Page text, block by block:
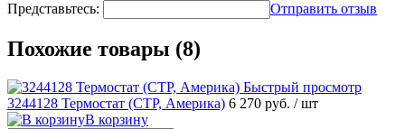
Представьтесь: Отправить отзыв
Похожие товары (8)
Быстрый просмотр
3244128 Термостат (CTP, Америка) 6 270 руб. / шт
В корзину